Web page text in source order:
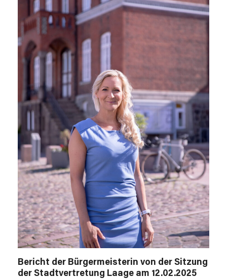
Bericht der Bürgermeisterin von der Sitzung
der Stadtvertretung Laage am 12.02.2025